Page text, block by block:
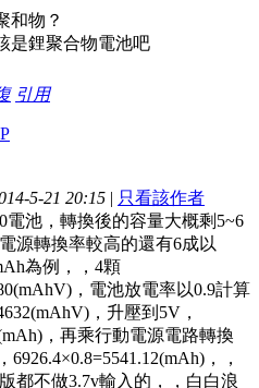
和物？
是鋰聚合物電池吧
引用
5-21 20:15 | 只看該作者
電池，轉換後的容量大概剩5~6
源轉換率較高的還有6成以
為例，，4顆
，電池放電率以0.9計算
，升壓到5V，
，再乘行動電源電路轉換
6926.4×0.8=5541.12(mAh)，，
都不做3.7v輸入的，，白白浪